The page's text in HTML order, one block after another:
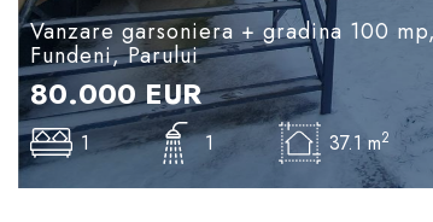
Vanzare garsoniera + gradina 100
Fundeni, Parului
80.000EUR
1 1 37.1 m2